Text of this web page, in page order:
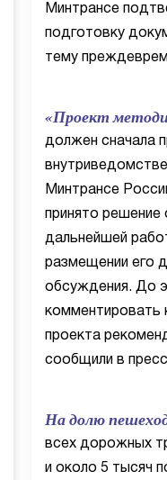
Минтрансе
подготовку
тему
«Проект
должен сначала
Минтрансе
принято решение
дальнейшей
размещении его
обсуждения. До
комментировать
проекта
сообщили в
На долю
всех дорожных
и около 5 тысяч